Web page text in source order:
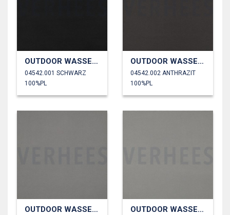
OUTDOOR WASSERDICHT
04542.001 SCHWARZ
100%PL
OUTDOOR WASSERDICHT
04542.002 ANTHRAZIT
100%PL
OUTDOOR WASSERDICHT OUTDOOR WASSERDICHT